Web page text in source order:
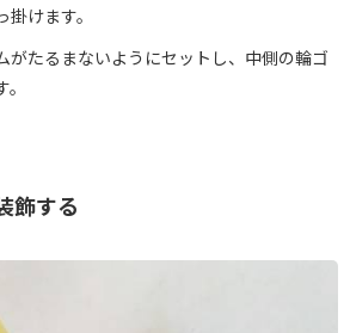
けます。
がたるまないようにセットし、中側の輪ゴ
飾する